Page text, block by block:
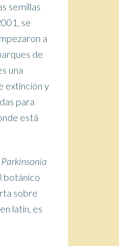
semillas
se
a
de
una
extinción y
para
está
Parkinsonia
botánico
sobre
en latín, es